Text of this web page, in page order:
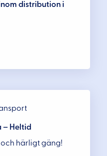
distribution i
– Heltid
härligt gäng!